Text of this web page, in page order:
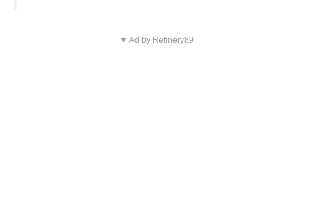
▼ Ad by Refinery89